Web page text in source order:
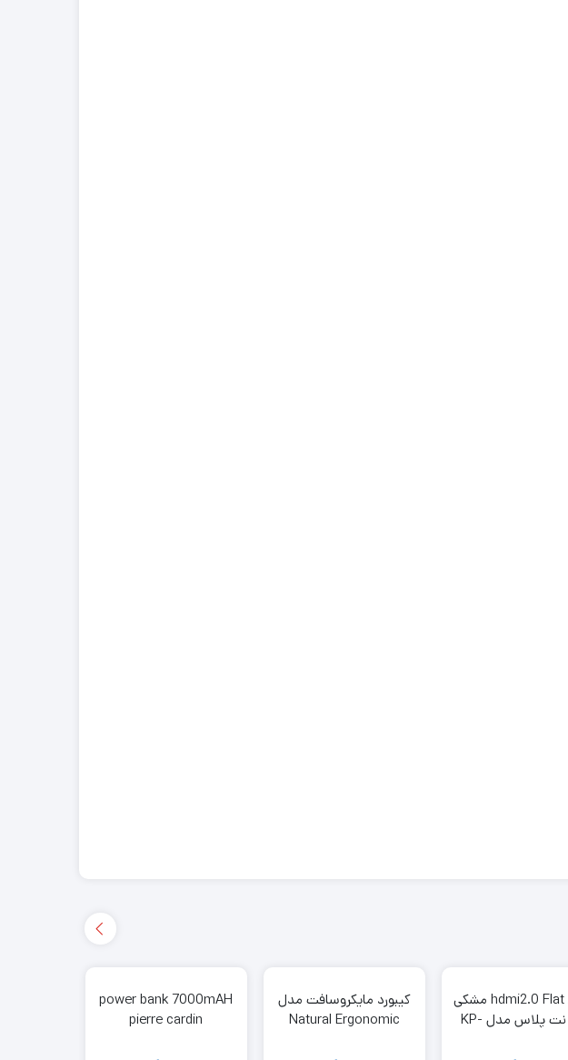
کابل hdmi2.0 Flat مشکی
کی نت پلاس مدل KP-
کیبورد مایکروسافت مدل
Natural Ergonomic
power bank 7000mAH
pierre cardin